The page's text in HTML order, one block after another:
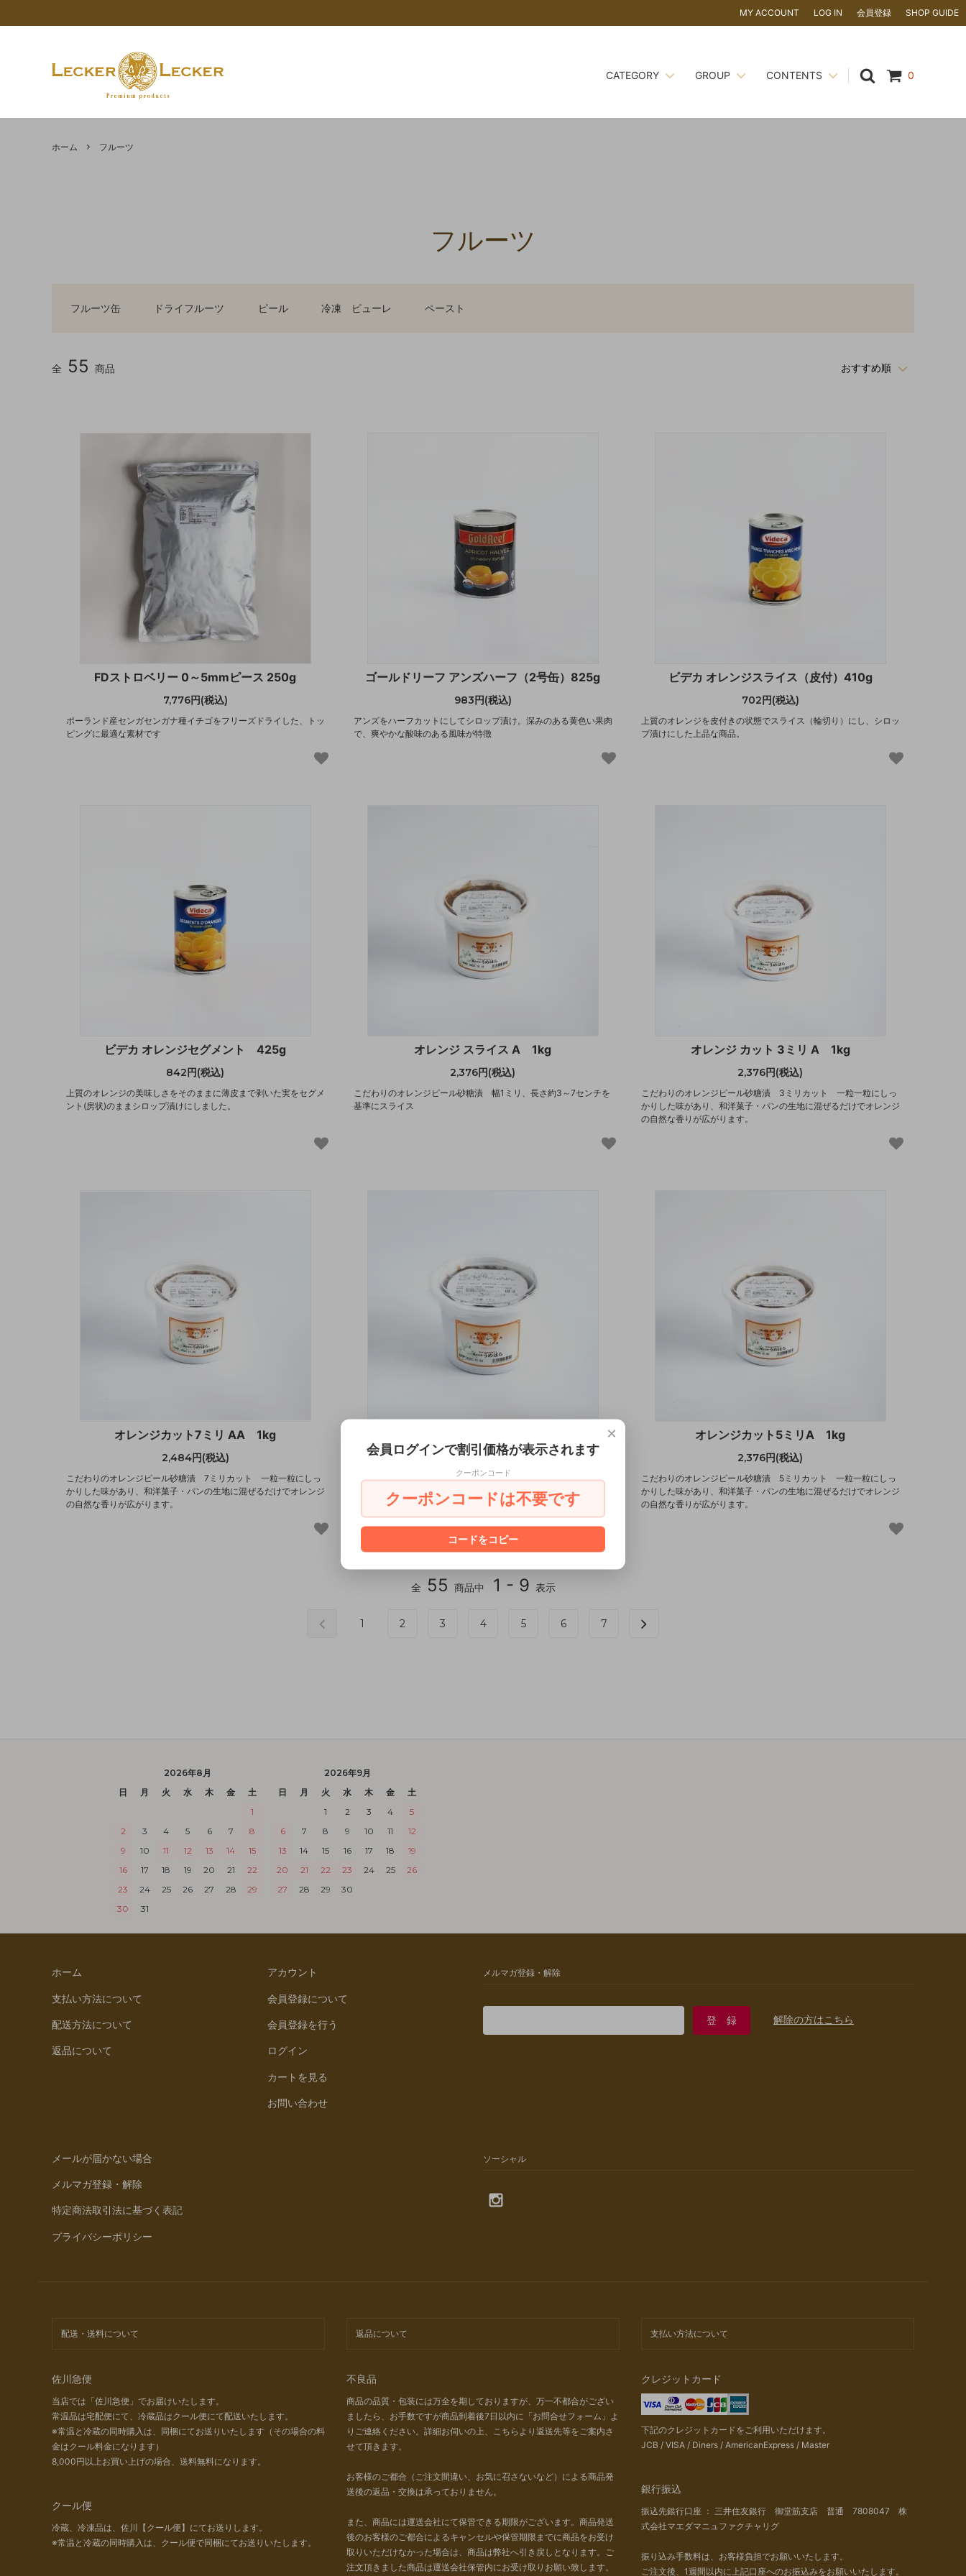
SHOP GUIDE
会員登録
LOG IN
MY ACCOUNT
0
CATEGORY
マロン 栗
GROUP
APTUNION
CONTENTS
ホーム フルーツ
フルーツ
フルーツ缶 ドライフルーツ ピール 冷凍 ピューレ ペースト
全 55 商品
FDストロベリー 0～5mmピース 250g
7,776円(税込)
ポーランド産センガセンガナ種イチゴをフリーズドライした、トッ
ピングに最適な素材です
ゴールドリーフ アンズハーフ（2号缶）825g
983円(税込)
アンズをハーフカットにしてシロップ漬け。深みのある黄色い果肉
で、爽やかな酸味のある風味が特徴
ビデカ オレンジスライス（皮付）410g
702円(税込)
上質のオレンジを皮付きの状態でスライス（輪切り）にし、シロッ
プ漬けにした上品な商品。
ビデカ オレンジセグメント 425g
842円(税込)
上質のオレンジの美味しさをそのままに薄皮まで剥いた実をセグメ
ント(房状)のままシロップ漬けにしました。
オレンジ スライス A 1kg
2,376円(税込)
こだわりのオレンジピール砂糖漬 幅1ミリ、長さ約3～7センチを
基準にスライス
オレンジ カット 3ミリ A 1kg
2,376円(税込)
こだわりのオレンジピール砂糖漬 3ミリカット 一粒一粒にしっ
かりした味があり、和洋菓子・パンの生地に混ぜるだけでオレンジ
の自然な香りが広がります。
オレンジカット7ミリ AA 1kg
2,484円(税込)
こだわりのオレンジピール砂糖漬 7ミリカット 一粒一粒にしっ
かりした味があり、和洋菓子・パンの生地に混ぜるだけでオレンジ
の自然な香りが広がります。
2,484円(税込)
オレンジ､レーズン､アップル､チェリー1/2カット､パインを別々に
砂糖漬し、ブレンドしたミックスフルーツです。ダーク系フルーツ
ケーキ、パン練り込みなどに多用途にお使いいただけます。
オレンジカット5ミリA 1kg
2,376円(税込)
こだわりのオレンジピール砂糖漬 5ミリカット 一粒一粒にしっ
かりした味があり、和洋菓子・パンの生地に混ぜるだけでオレンジ
の自然な香りが広がります。
全 55 商品中 1 - 9 表示
1 2 3 4 5 6 7
2026年8月
日
月 火 水 木 金
土
1
2
3 4 5 6 7
8
9
10 11 12 13 14
15
16
17 18 19 20 21
22
23
24 25 26 27 28
29
30
31
2026年9月
日
月 火 水 木 金
土
1
2 3 4
5
6
7 8 9 10 11
12
13
14 15 16 17 18
19
20
21 22 23 24 25
26
27
28 29 30
メルマガ登録・解除
解除の方はこちら
ホーム
支払い方法について
配送方法について
返品について
アカウント
会員登録について
会員登録を行う
ログイン
カートを見る
お問い合わせ
ソーシャル
メールが届かない場合
メルマガ登録・解除
特定商法取引法に基づく表記
プライバシーポリシー
配送・送料について
佐川急便
当店では「佐川急便」でお届けいたします。
常温品は宅配便にて、冷蔵品はクール便にて配送いたします。
※常温と冷蔵の同時購入は、同梱にてお送りいたします（その場合の料
金はクール料金になります）
8,000円以上お買い上げの場合、送料無料になります。
クール便
冷蔵、冷凍品は、佐川【クール便】にてお送りします。
※常温と冷蔵の同時購入は、クール便で同梱にてお送りいたします。
返品について
不良品
商品の品質・包装には万全を期しておりますが、万一不都合がござい
ましたら、お手数ですが商品到着後7日以内に「お問合せフォーム」よ
りご連絡ください。詳細お伺いの上、こちらより返送先等をご案内さ
せて頂きます。
お客様のご都合（ご注文間違い、お気に召さないなど）による商品発
送後の返品・交換は承っておりません。
また、商品には運送会社にて保管できる期限がございます。商品発送
後のお客様のご都合によるキャンセルや保管期限までに商品をお受け
取りいただけなかった場合は、商品は弊社へ引き戻しとなります。ご
注文頂きました商品は運送会社保管内にお受け取りお願い致します。
支払い方法について
クレジットカード
下記のクレジットカードをご利用いただけます。
JCB / VISA / Diners / AmericanExpress / Master
銀行振込
振込先銀行口座 ： 三井住友銀行 御堂筋支店 普通 7808047 株
式会社マエダマニュファクチャリグ
振り込み手数料は、お客様負担でお願いいたします。
ご注文後、1週間以内に上記口座へのお振込みをお願いいたします。
×
会員ログインで割引価格が表示されます
クーポンコード
クーポンコードは不要です
コードをコピー